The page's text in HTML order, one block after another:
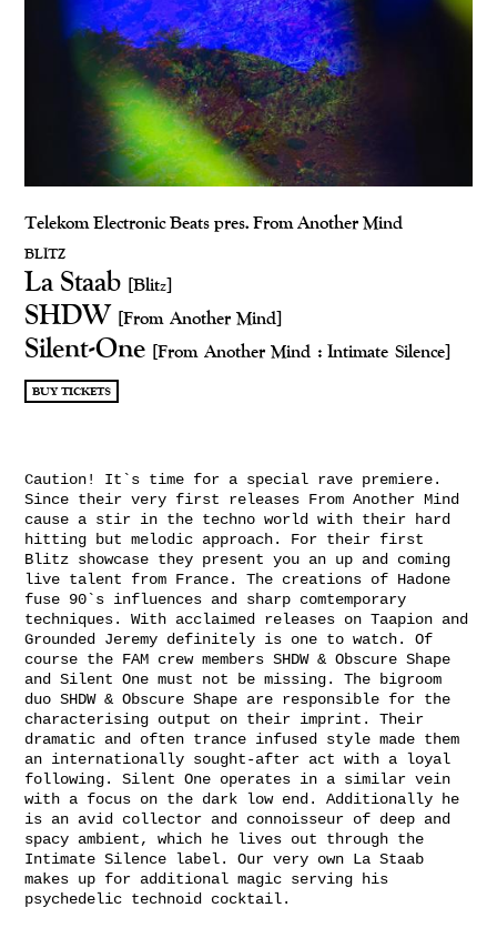
Telekom Electronic Beats pres. From Another Mind
BLITZ
La Staab [Blitz]
SHDW [From Another Mind]
Silent-One [From Another Mind : Intimate Silence]
BUY TICKETS
Caution! It`s time for a special rave premiere.
Since their very first releases From Another Mind
cause a stir in the techno world with their hard
hitting but melodic approach. For their first
Blitz showcase they present you an up and coming
live talent from France. The creations of Hadone
fuse 90`s influences and sharp comtemporary
techniques. With acclaimed releases on Taapion and
Grounded Jeremy definitely is one to watch. Of
course the FAM crew members SHDW & Obscure Shape
and Silent One must not be missing. The bigroom
duo SHDW & Obscure Shape are responsible for the
characterising output on their imprint. Their
dramatic and often trance infused style made them
an internationally sought-after act with a loyal
following. Silent One operates in a similar vein
with a focus on the dark low end. Additionally he
is an avid collector and connoisseur of deep and
spacy ambient, which he lives out through the
Intimate Silence label. Our very own La Staab
makes up for additional magic serving his
psychedelic technoid cocktail.